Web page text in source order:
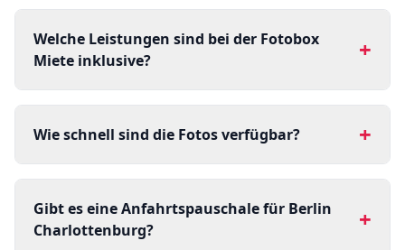
Welche Leistungen sind bei der Fotobox
Miete inklusive?
+
Wie schnell sind die Fotos verfügbar? +
Gibt es eine Anfahrtspauschale für Berlin
Charlottenburg?
+